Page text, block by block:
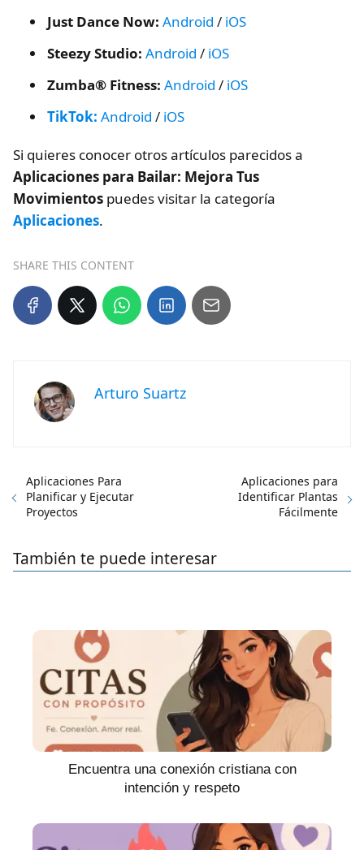
Just Dance Now: Android / iOS
Steezy Studio: Android / iOS
Zumba® Fitness: Android / iOS
TikTok: Android / iOS
Si quieres conocer otros artículos parecidos a
Aplicaciones para Bailar: Mejora Tus
Movimientos puedes visitar la categoría
Aplicaciones.
SHARE THIS CONTENT
Arturo Suartz
Aplicaciones Para
Planificar y Ejecutar
Proyectos
Aplicaciones para
Identificar Plantas
Fácilmente
También te puede interesar
Encuentra una conexión cristiana con
intención y respeto